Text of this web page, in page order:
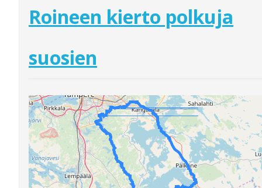
Roineen kierto polkuja
suosien